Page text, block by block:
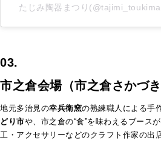
たじみ陶器まつり
03.
市之倉会場（市之倉さかづき
地元多治見の幸兵衛窯の熟練職人による手
どり市や、市之倉の“食”を味わえるブース
工・ アクセサリーなどのクラフト作家の出